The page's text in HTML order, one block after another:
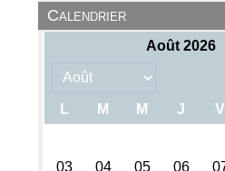
Calendrier